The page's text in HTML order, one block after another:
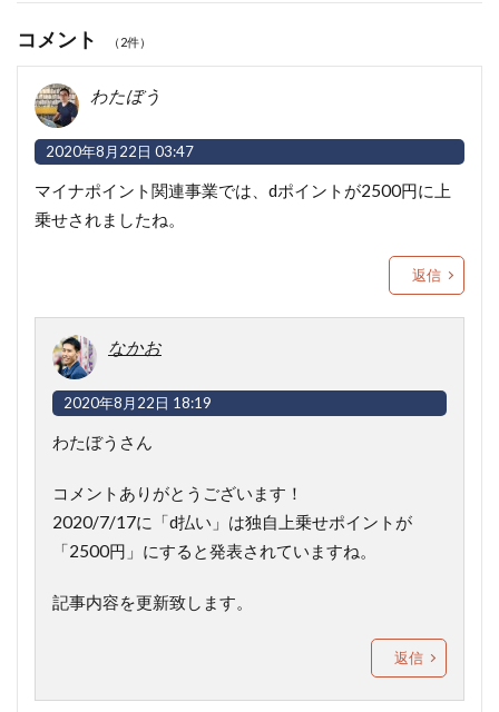
コメント （2件）
わたぼう
2020年8月22日 03:47
マイナポイント関連事業では、dポイントが2500円に上
乗せされましたね。
返信
なかお
2020年8月22日 18:19
わたぼうさん
コメントありがとうございます！
2020/7/17に「d払い」は独自上乗せポイントが
「2500円」にすると発表されていますね。
記事内容を更新致します。
返信